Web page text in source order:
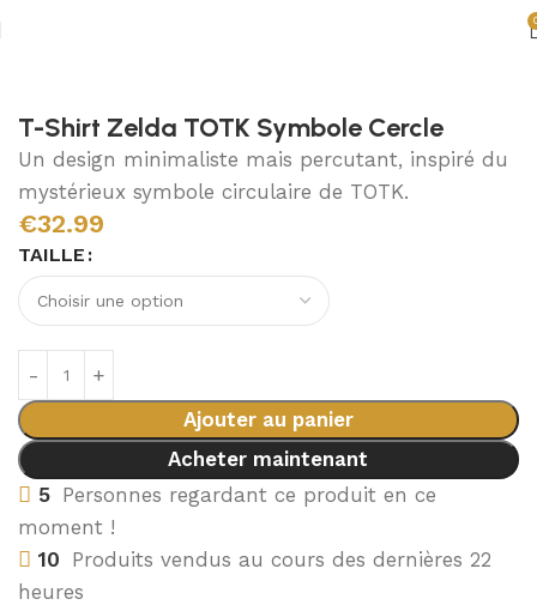
T-Shirt Zelda TOTK Symbole Cercle
Un design minimaliste mais percutant, inspiré du
mystérieux symbole circulaire de TOTK.
€32.99
TAILLE
Ajouter au panier
Acheter maintenant
5 Personnes regardant ce produit en ce
moment !
10 Produits vendus au cours des dernières 22
heures